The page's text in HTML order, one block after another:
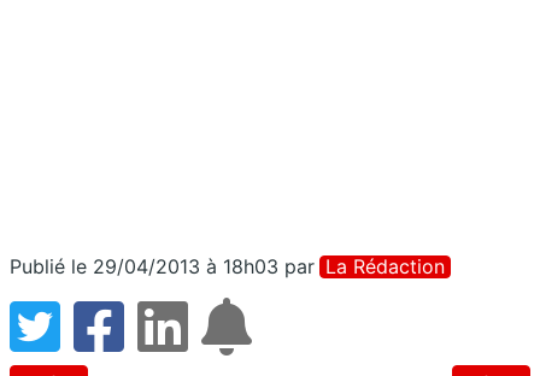
Publié le 29/04/2013 à 18h03 par La Rédaction